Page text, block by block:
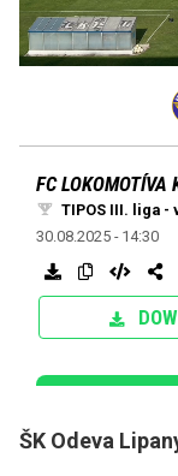
ŠK Odeva